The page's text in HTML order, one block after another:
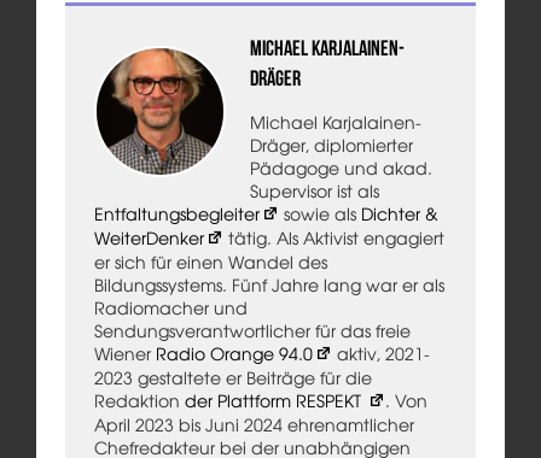
Michael Karjalainen-
Dräger
Michael Karjalainen-
Dräger, diplomierter
Pädagoge und akad.
Supervisor ist als
Entfaltungsbegleiter
sowie als Dichter &
WeiterDenker
tätig. Als Aktivist engagiert
er sich für einen Wandel des
Bildungssystems. Fünf Jahre lang war er als
Radiomacher und
Sendungsverantwortlicher für das freie
Wiener Radio Orange 94.0
aktiv, 2021-
2023 gestaltete er Beiträge für die
Redaktion der Plattform RESPEKT
. Von
April 2023 bis Juni 2024 ehrenamtlicher
Chefredakteur bei der unabhängigen